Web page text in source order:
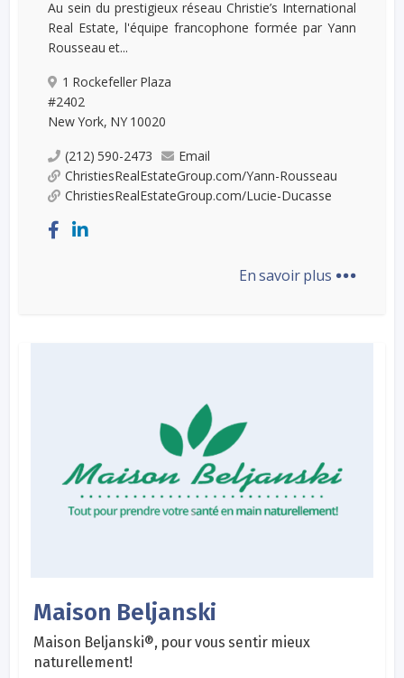
Au sein du prestigieux réseau Christie’s International
Real Estate, l'équipe francophone formée par Yann
Rousseau et...
1 Rockefeller Plaza
#2402
New York, NY 10020
(212) 590-2473
Email
ChristiesRealEstateGroup.com/Yann-Rousseau
ChristiesRealEstateGroup.com/Lucie-Ducasse
En savoir plus ...
Maison Beljanski
Maison Beljanski®, pour vous sentir mieux
naturellement!